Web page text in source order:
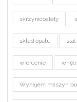
skrzyniopalety
skład opału stal
wiercenie
Wynajem maszyn